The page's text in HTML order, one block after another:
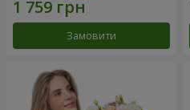
Замовити